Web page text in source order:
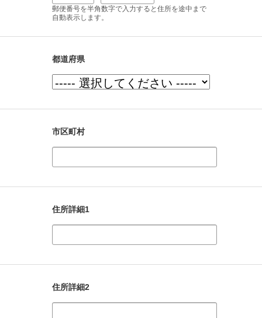
郵便番号を半角数字で入力すると住所を途中まで
自動表示します。
都道府県
市区町村
住所詳細1
住所詳細2